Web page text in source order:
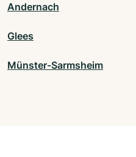
Andernach
Glees
Münster-Sarmsheim